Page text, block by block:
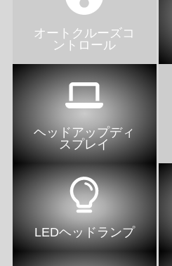
オートクルーズコ
ントロール
ヘッドアップディ
スプレイ
LEDヘッドランプ